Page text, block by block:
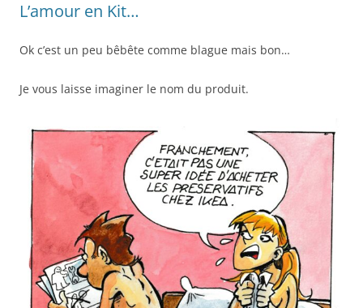
L’amour en Kit…
Ok c’est un peu bêbête comme blague mais bon…
Je vous laisse imaginer le nom du produit.